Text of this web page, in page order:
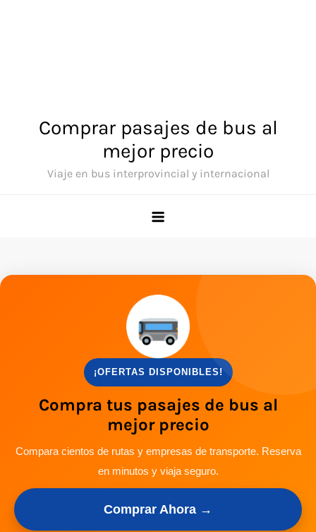
Comprar pasajes de bus al
mejor precio
Viaje en bus interprovincial y internacional
¡OFERTAS DISPONIBLES!
Compra tus pasajes de bus al
mejor precio
Compara cientos de rutas y empresas de transporte. Reserva
en minutos y viaja seguro.
Comprar Ahora →